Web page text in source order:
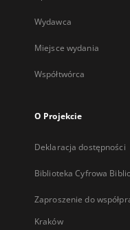
Wydawca
Miejsce wydania
Współtwórca
O Projekcie
Deklaracja dostępności
Biblioteka Cyfrowa
Zaproszenie do
Kraków